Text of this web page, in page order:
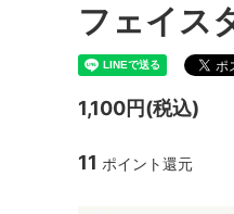
フェイス
1,100円(税込)
11 ポイント還元